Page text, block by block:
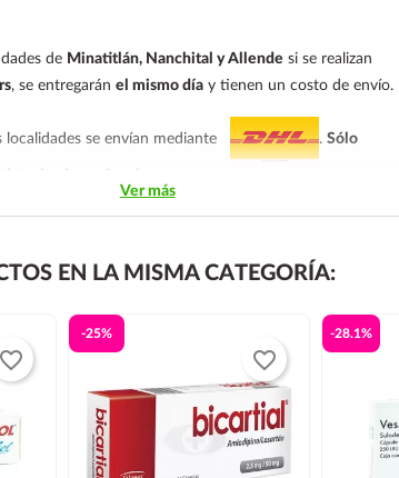
de Minatitlán, Nanchital y Allende si se realizan
, se entregaránel mismo día y tienen un costo de envío.
localidades se envían mediante .Sólo
dependiendo del tiempo de entrega:tarifa nacional al día
de las 14:00 hrs.El tiempo de entrega de la tarifa
siempre se debe seleccionar la tarifa nacional
son productos de cadena de frío. Todos los productos se
con gel refrigerante.
de lunes a jueves
, ya que las paqueterías no trabajan los
debe realizarse antes de las 14:00 hrs para que
Ver más
EN LA MISMA CATEGORÍA:
favorite_border
-25%
favorite_border
-28.1%